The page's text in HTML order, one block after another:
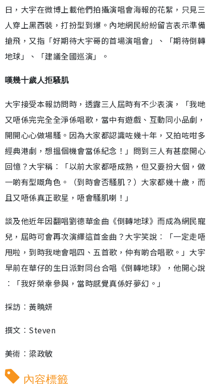
日，大宇在微博上載他們拍攝演唱會海報的花絮，只見三
人穿上黑西裝，打扮型到爆。內地網民紛紛留言表示準備
搶飛，又指「好期待大宇哥的首場演唱會」、「期待倒轉
地球」、「建議全國巡演」。
嘆幾十歲人拒騷肌
大宇接受本報訪問時，透露三人屆時有不少表演，「我哋
又唔係完完全全淨係唱歌，當中有遊戲、互動同小品劇，
開開心心做場騷。因為大家都認識咗幾十年，又拍咗咁多
經典港劇，想搵個機會當係紀念！」問到三人有甚麼開心
回憶？大宇稱︰「以前大家都唔成熟，但又要扮大個，做
一啲有型嘅角色。（到時會否騷肌？）大家都幾十歲，而
且又唔係真正歌星，唔會騷肌喇！」
談及他近年因翻唱劉德華金曲《倒轉地球》而成為網民寵
兒，屆時可會再次演繹這首金曲？大宇笑說︰「一定走唔
甩啦，到時我哋會唱四、五首歌，仲有啲合唱歌。」大宇
早前在華仔的生日派對同台合唱《倒轉地球》，他開心說
︰「我好榮幸參與，當時感覺真係好夢幻。」
採訪︰黃曉妍
撰文︰Steven
美術︰梁政敏
內容標籤